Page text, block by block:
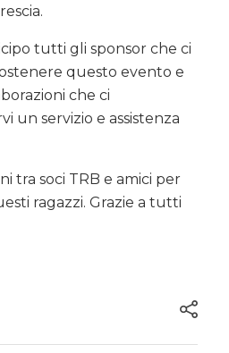
tutti gli sponsor che ci
questo evento e
che ci
un servizio e assistenza
tra soci TRB e amici per
ragazzi. Grazie a tutti